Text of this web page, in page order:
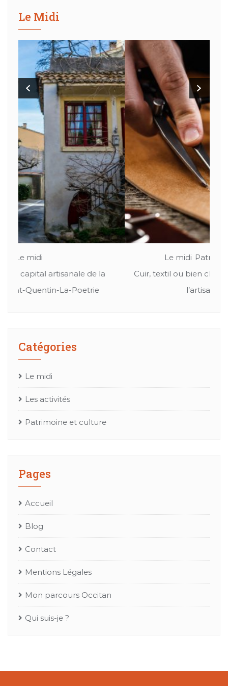
Le Midi
Patrimoine et culture
Cuir, textil ou bien chapeaux: Les merveille de
l’artisanat Occitan
Catégories
Le midi
Les activités
Patrimoine et culture
Pages
Accueil
Blog
Contact
Mentions Légales
Mon parcours Occitan
Qui suis-je ?